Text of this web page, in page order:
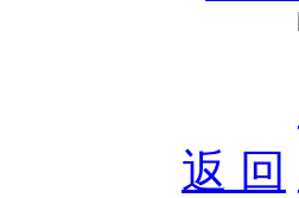
返 回